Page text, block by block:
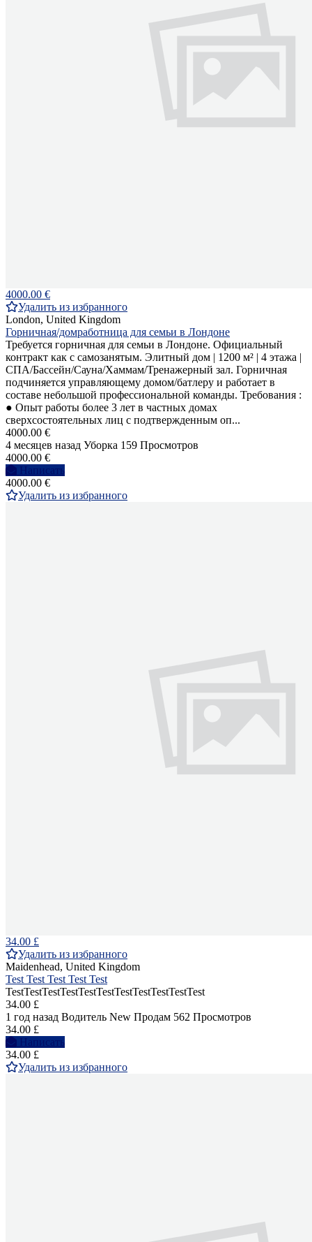
4000.00 €
Удалить из избранного
London, United Kingdom
Горничная/домработница для семьи в Лондоне
Требуется горничная для семьи в Лондоне. Официальный
контракт как с самозанятым. Элитный дом | 1200 м² | 4 этажа |
СПА/Бассейн/Сауна/Хаммам/Тренажерный зал. Горничная
подчиняется управляющему домом/батлеру и работает в
составе небольшой профессиональной команды. Требования :
● Опыт работы более 3 лет в частных домах
сверхсостоятельных лиц с подтвержденным оп...
4000.00 €
4 месяцев назад Уборка 159 Просмотров
4000.00 €
Написать
4000.00 €
Удалить из избранного
34.00 £
Удалить из избранного
Maidenhead, United Kingdom
Test Test Test Test Test
TestTestTestTestTestTestTestTestTestTestTest
34.00 £
1 год назад Водитель New Продам 562 Просмотров
34.00 £
Написать
34.00 £
Удалить из избранного